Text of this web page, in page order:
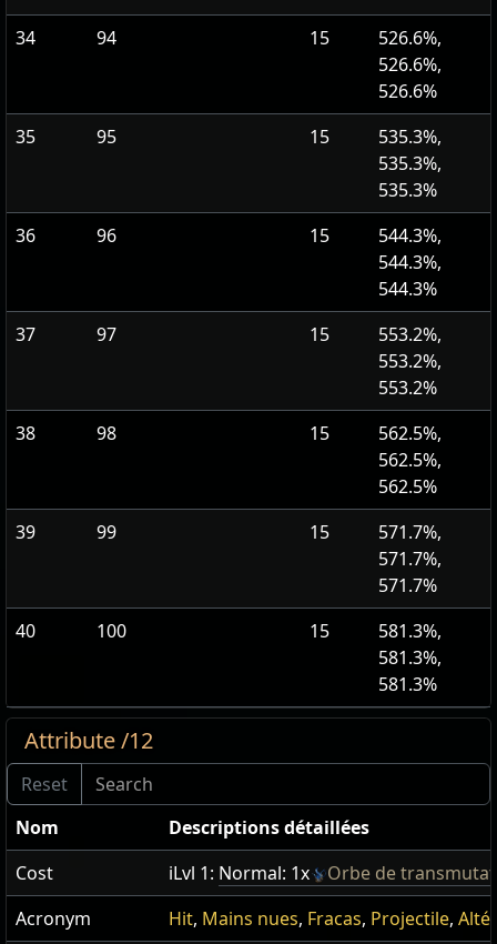
34
94 15
526.6%,
526.6%,
526.6%
35
95 15
535.3%,
535.3%,
535.3%
36
96 15
544.3%,
544.3%,
544.3%
37
97 15
553.2%,
553.2%,
553.2%
38
98 15
562.5%,
562.5%,
562.5%
39
99 15
571.7%,
571.7%,
571.7%
40
100 15
581.3%,
581.3%,
581.3%
Attribute /12
Nom
Descriptions détaillées
Cost
iLvl 1: Normal: 1x
Orbe de
Acronym
Hit, Mains nues, Fracas, Projectile,